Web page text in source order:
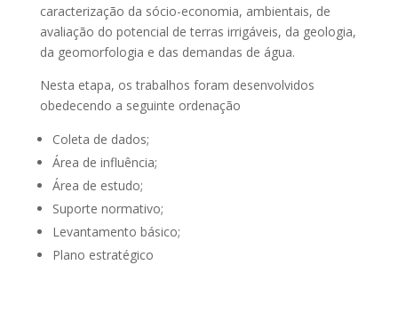
caracterização da sócio-economia, ambientais, de
avaliação do potencial de terras irrigáveis, da geologia,
da geomorfologia e das demandas de água.
Nesta etapa, os trabalhos foram desenvolvidos
obedecendo a seguinte ordenação
Coleta de dados;
Área de influência;
Área de estudo;
Suporte normativo;
Levantamento básico;
Plano estratégico